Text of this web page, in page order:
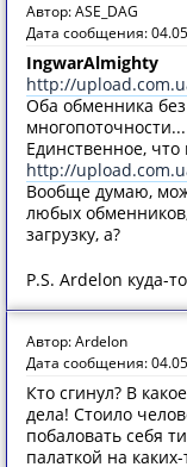
Автор: ASE_DAG
Дата сообщения:
IngwarAlmighty
http://
Оба обменника
многопоточности...
Единственное,
http://
Вообще думаю,
любых
загрузку, а?
P.S. Ardelon куда-
Автор: Ardelon
Дата сообщения:
Кто сгинул? В
дела! Стоило
побаловать себя
палаткой на